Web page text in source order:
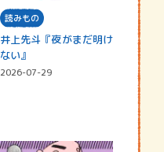
読みもの
井上先斗『夜がまだ明け
ない』
2026-07-29